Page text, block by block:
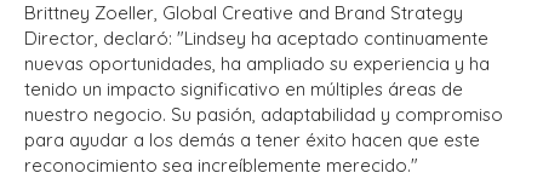
Brittney Zoeller, Global Creative and Brand Strategy
Director, declaró: "Lindsey ha aceptado continuamente
nuevas oportunidades, ha ampliado su experiencia y ha
tenido un impacto significativo en múltiples áreas de
nuestro negocio. Su pasión, adaptabilidad y compromiso
para ayudar a los demás a tener éxito hacen que este
reconocimiento sea increíblemente merecido."